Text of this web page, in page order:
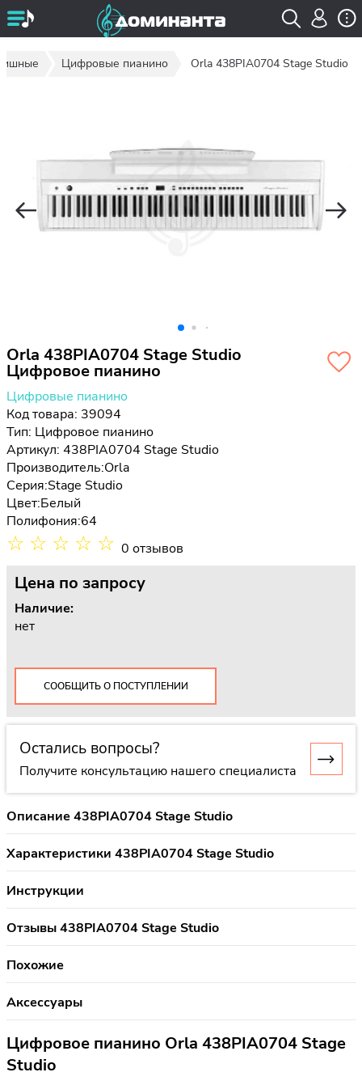
Цифровые пианино Orla 438PIA0704 Stage Studio
Orla 438PIA0704 Stage Studio
Цифровое пианино
Цифровые пианино
Код товара: 39094
Тип: Цифровое пианино
Артикул: 438PIA0704 Stage Studio
Производитель:Orla
Серия:Stage Studio
Цвет:Белый
Полифония:64
☆ ☆ ☆ ☆ ☆ 0 отзывов
Цена по запросу
Наличие:
нет
СООБЩИТЬ О ПОСТУПЛЕНИИ
Остались вопросы?
Получите консультацию нашего специалиста
Описание 438PIA0704 Stage Studio
Характеристики 438PIA0704 Stage Studio
Инструкции
Отзывы 438PIA0704 Stage Studio
Похожие
Аксессуары
Цифровое пианино Orla 438PIA0704 Stage
Studio